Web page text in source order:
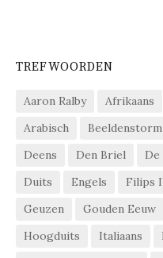
TREFWOORDEN
Aaron Ralby Afrikaans
Arabisch
Beeldenstorm
Deens
Den Briel
Duits
Engels Filips
Geuzen
Gouden Eeuw
Hoogduits
Italiaans